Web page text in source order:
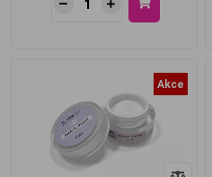
Akce